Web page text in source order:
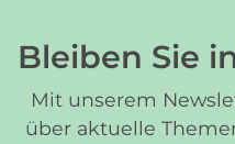
Bleiben Sie
Mit unserem
über aktuelle